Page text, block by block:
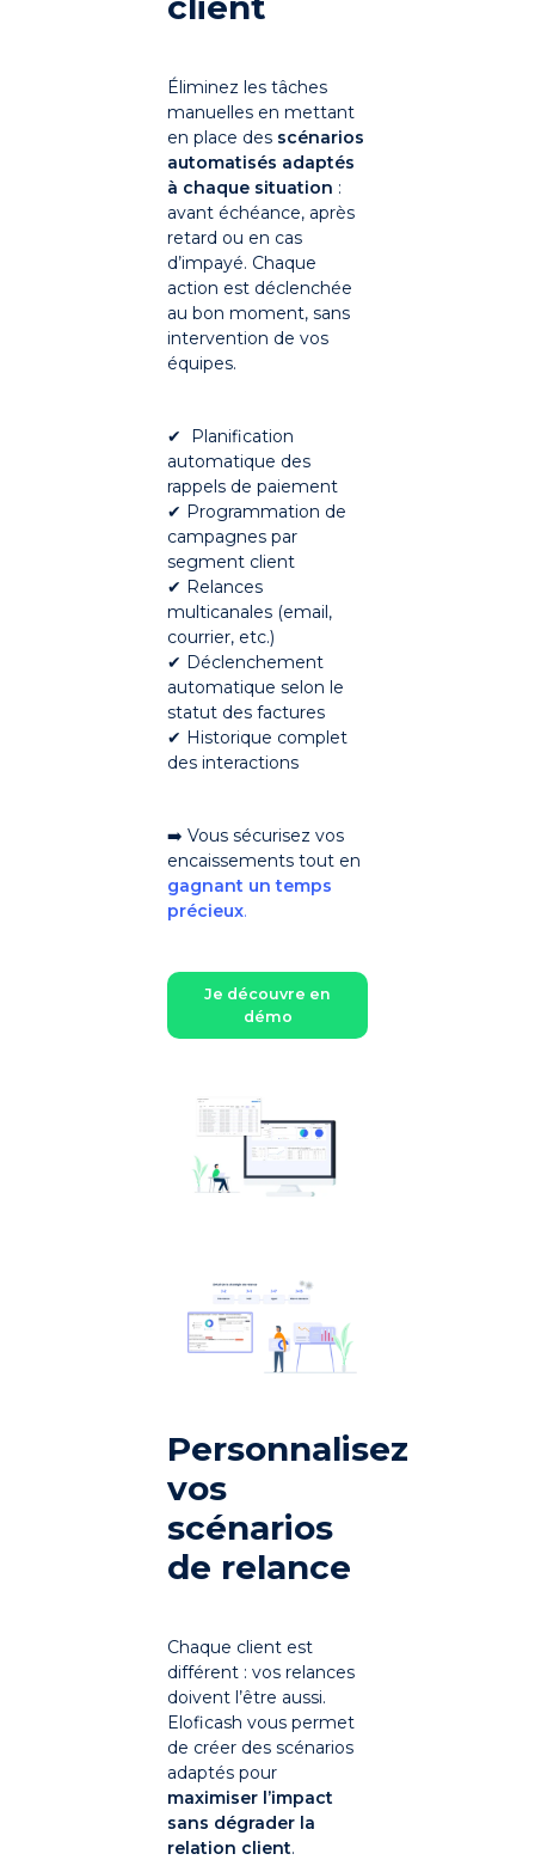
Éliminez les tâches
manuelles en mettant
en place des scénarios
automatisés adaptés
à chaque situation :
avant échéance, après
retard ou en cas
d’impayé. Chaque
action est déclenchée
au bon moment, sans
intervention de vos
équipes.
✔ Planification
automatique des
rappels de paiement
✔ Programmation de
campagnes par
segment client
✔ Relances
multicanales (email,
courrier, etc.)
✔ Déclenchement
automatique selon le
statut des factures
✔ Historique complet
des interactions
➡️ Vous sécurisez vos
encaissements tout en
gagnant un temps
précieux.
Je découvre en
démo
Personnalisez
vos
scénarios
de relance
Chaque client est
différent : vos relances
doivent l’être aussi.
Eloficash vous permet
de créer des scénarios
adaptés pour
maximiser l’impact
sans dégrader la
relation client.